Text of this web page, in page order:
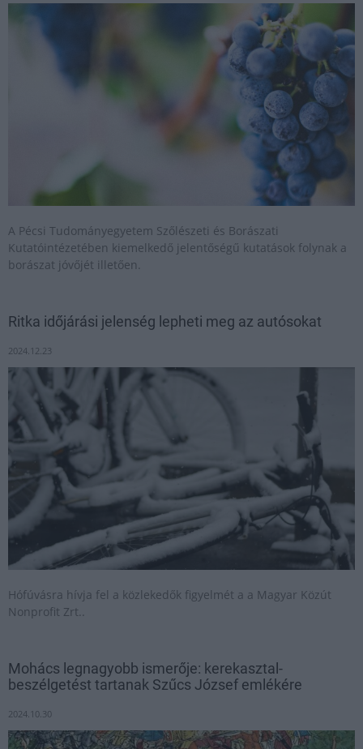
A Pécsi Tudományegyetem Szőlészeti és Borászati
Kutatóintézetében kiemelkedő jelentőségű kutatások folynak a
borászat jóvőjét illetően.
Ritka időjárási jelenség lepheti meg az autósokat
2024.12.23
Hófúvásra hívja fel a közlekedők figyelmét a a Magyar Közút
Nonprofit Zrt..
Mohács legnagyobb ismerője: kerekasztal-
beszélgetést tartanak Szűcs József emlékére
2024.10.30